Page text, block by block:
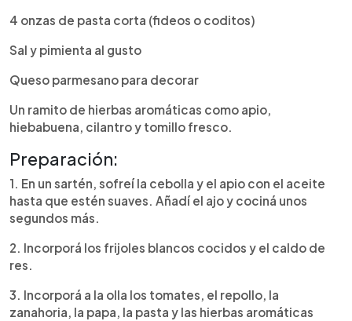
4 onzas de pasta corta (fideos o coditos)
Sal y pimienta al gusto
Queso parmesano para decorar
Un ramito de hierbas aromáticas como apio,
hiebabuena, cilantro y tomillo fresco.
Preparación:
1. En un sartén, sofreí la cebolla y el apio con el aceite
hasta que estén suaves. Añadí el ajo y cociná unos
segundos más.
2. Incorporá los frijoles blancos cocidos y el caldo de
res.
3. Incorporá a la olla los tomates, el repollo, la
zanahoria, la papa, la pasta y las hierbas aromáticas